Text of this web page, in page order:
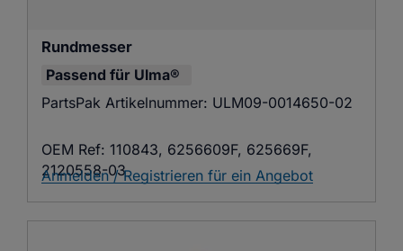
Rundmesser
Passend für Ulma®
PartsPak Artikelnummer: ULM09-0014650-02
OEM Ref: 110843, 6256609F, 625669F,
2120558-03
Anmelden / Registrieren für ein Angebot